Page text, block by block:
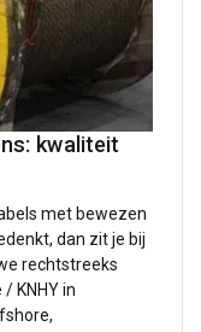
kwaliteit
met bewezen
dan zit je bij
rechtstreeks
KNHY in